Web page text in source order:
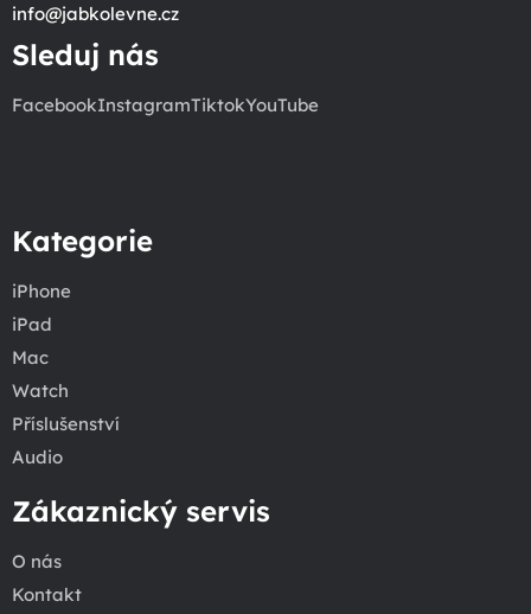
info@jabkolevne.cz
Sleduj nás
FacebookInstagramTiktokYouTube
Kategorie
iPhone
iPad
Mac
Watch
Příslušenství
Audio
Zákaznický servis
O nás
Kontakt